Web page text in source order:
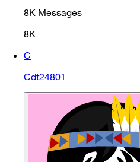
8K Messages
8K
C
Cdt24801